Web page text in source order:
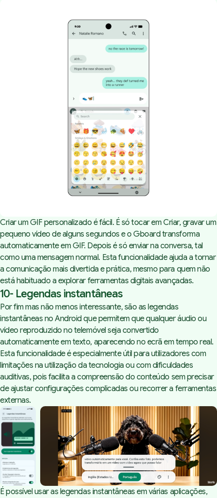
Criar um GIF personalizado é fácil. É só tocar em Criar, gravar um
pequeno vídeo de alguns segundos e o Gboard transforma
automaticamente em GIF. Depois é só enviar na conversa, tal
como uma mensagem normal. Esta funcionalidade ajuda a tornar
a comunicação mais divertida e prática, mesmo para quem não
está habituado a explorar ferramentas digitais avançadas.
10- Legendas instantâneas
Por fim mas não menos interessante, são as legendas
instantâneas no Android que permitem que qualquer áudio ou
vídeo reproduzido no telemóvel seja convertido
automaticamente em texto, aparecendo no ecrã em tempo real.
Esta funcionalidade é especialmente útil para utilizadores com
limitações na utilização da tecnologia ou com dificuldades
auditivas, pois facilita a compreensão do conteúdo sem precisar
de ajustar configurações complicadas ou recorrer a ferramentas
externas.
É possível usar as legendas instantâneas em várias aplicações,